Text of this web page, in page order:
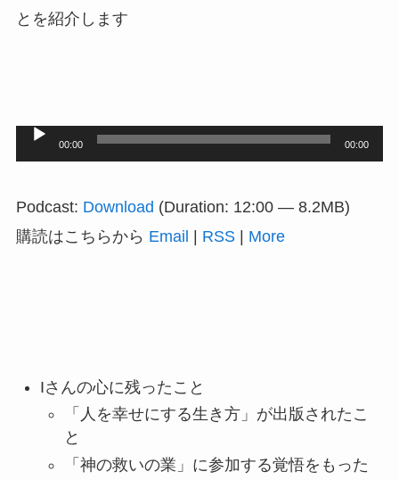
とを紹介します
レ
00:00 00:00
Podcast: Download (Duration: 12:00 — 8.2MB)
購読はこちらから Email RSS| More
Iさんの心に残ったこと
「人を幸せにする生き方」が出版されたこ
と
「神の救いの業」に参加する覚悟をもった